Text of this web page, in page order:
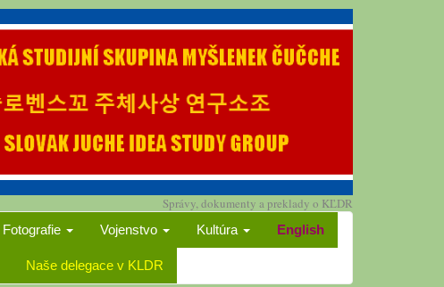
Správy, dokumenty a preklady o KĽDR
Fotografie Vojenstvo Kultúra English
Naše delegace v KLDR